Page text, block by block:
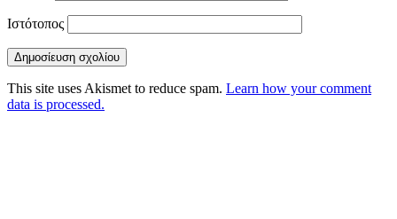
Ιστότοπος
This site uses Akismet to reduce spam. Learn how your comment
data is processed.